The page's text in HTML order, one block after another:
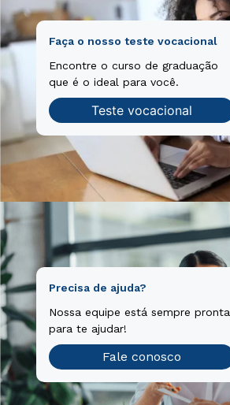
Faça o nosso teste vocacional
Encontre o curso de graduação
que é o ideal para você.
Teste vocacional
Precisa de ajuda?
Nossa equipe está sempre pronta
para te ajudar!
Fale conosco